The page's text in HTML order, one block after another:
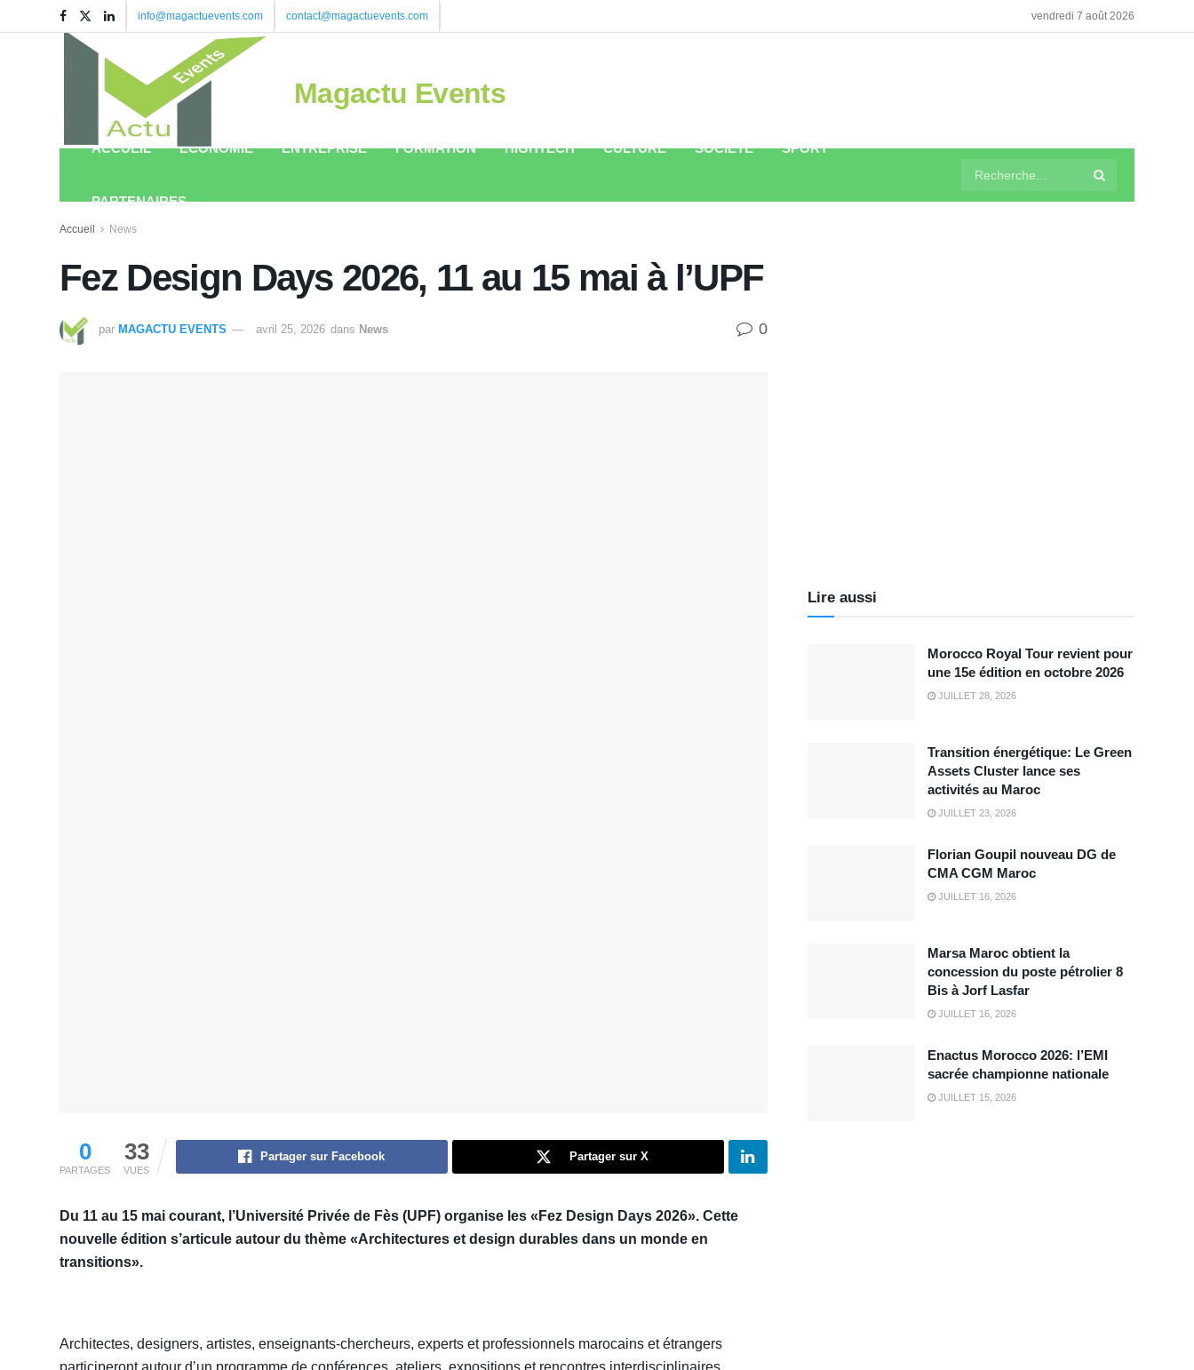
info@magactuevents.com contact@magactuevents.com vendredi 7 août 2026
Magactu Events
ACCUEIL ÉCONOMIE ENTREPRISE FORMATION HIGHTECH CULTURE SOCIÉTÉ SPORT
PARTENAIRES
Accueil News
Fez Design Days 2026, 11 au 15 mai à l’UPF
par MAGACTU EVENTS avril 25, 2026 dans News 0
0
PARTAGES
33
VUES
Partager sur Facebook Partager sur X
Du 11 au 15 mai courant, l’Université Privée de Fès (UPF) organise les «Fez Design Days 2026». Cette
nouvelle édition s’articule autour du thème «Architectures et design durables dans un monde en
transitions».
Architectes, designers, artistes, enseignants-chercheurs, experts et professionnels marocains et étrangers
participeront autour d’un programme de conférences, ateliers, expositions et rencontres interdisciplinaires.
Lire aussi
Morocco Royal Tour revient pour
une 15e édition en octobre 2026
JUILLET 28, 2026
Transition énergétique: Le Green
Assets Cluster lance ses
activités au Maroc
JUILLET 23, 2026
Florian Goupil nouveau DG de
CMA CGM Maroc
JUILLET 16, 2026
Marsa Maroc obtient la
concession du poste pétrolier 8
Bis à Jorf Lasfar
JUILLET 16, 2026
Enactus Morocco 2026: l’EMI
sacrée championne nationale
JUILLET 15, 2026